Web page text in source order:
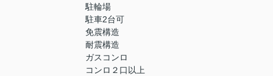
駐輪場
駐車2台可
免震構造
耐震構造
ガスコンロ
コンロ２口以上